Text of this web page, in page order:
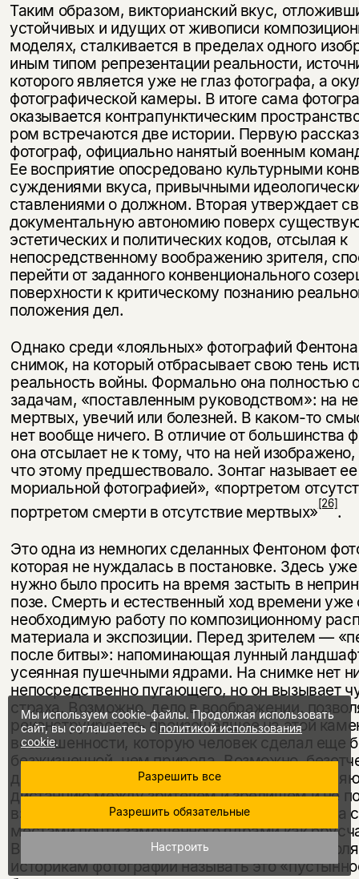
Таким образом, викторианский вкус,
устойчивых и иду­щих от живописи
моделях, сталкивается в пределах одного
иным типом репрезентации реальности,
которого является уже не глаз фотографа, а
фотографической камеры. В итоге сама
оказывается контрапунктическим
ром встречаются две истории. Первую
фотограф, официально нанятый военным
Ее восприятие опосредовано культур­ными
суждениями вкуса, привычными
ставлениями о должном. Вторая утверждает
документальную автоно­мию поверх
эстетических и политических кодов, отсылая к
непосредственному воображению зрителя,
перейти от заданного конвенционального
поверхности к критическому познанию
положения дел.
Однако среди «лояльных» фотографий
снимок, на который отбрасывает свою тень
реальность войны. Формально она полностью
задачам, «поставленным руководством»: на
мертвых, увечий или болезней. В каком-то
нет вообще ниче­го. В отличие от большинства
она отсылает не к тому, что на ней
что этому предшествовало. Зонтаг называет
мориальной фотографией», «портретом
портретом смерти в от­сутствие мертвых»[26].
Это одна из немногих сделанных Фентоном
которая не нуж­далась в постановке. Здесь уже
нужно было просить на время за­стыть в
позе. Смерть и естественный ход времени уже
необходимую работу по композиционному
материала и экспозиции. Перед зрителем —
после битвы»: напоминающая лун­ный
усеянная пушечными ядрами. На снимке нет
непосредственно пугающего, но он вызывает
страха. Возможно, дело в воображении,
реконструировать произошедшее на этой
возвышенности, которую человек сделал еще
безжизненной, чем природа. Возможно,
дискомфорт вызывает ракурс съемки,
дистанцию между зрителем и зрелищем и не
взгляду выйти за пределы этого пространства
местами почти замо­щенного ядрами как
Вероятно, работает и то и другое — что
историкам фотографии называть это
Мы используем cookie-файлы. Продолжая использовать
сайт, вы соглашаетесь с политикой использования
cookie.
Разрешить все
Разрешить обязательные
Настроить